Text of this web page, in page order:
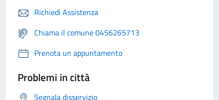
Richiedi Assistenza
Chiama il comune 0456265713
Prenota un appuntamento
Problemi in città
Segnala disservizio